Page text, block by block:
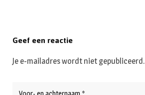
Geef een reactie
Je e-mailadres wordt niet gepubliceerd.